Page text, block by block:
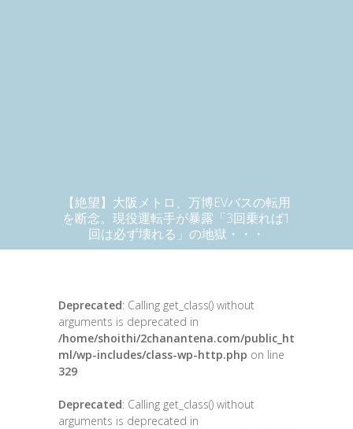
【絶望】大阪メトロ、万博EVバスの転用
を断念。現役運転手が暴露「3回乗れば1
回は必ず壊れる」の地獄・・・
Deprecated: Calling get_class() without
arguments is deprecated in
/home/shoithi/2chanantena.com/public_ht
ml/wp-includes/class-wp-http.php on line
329
Deprecated: Calling get_class() without
arguments is deprecated in